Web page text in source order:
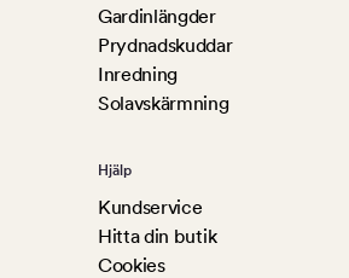
Gardinlängder
Prydnadskuddar
Inredning
Solavskärmning
Hjälp
Kundservice
Hitta din butik
Cookies